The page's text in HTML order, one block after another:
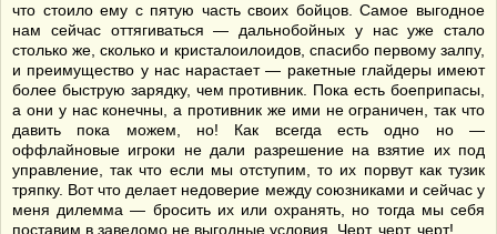
что стоило ему с пятую часть своих бойцов. Самое выгодное
нам сейчас оттягиваться — дальнобойных у нас уже стало
столько же, сколько и кристалоилоидов, спасибо первому залпу,
и преимущество у нас нарастает — ракетные глайдеры имеют
более быструю зарядку, чем противник. Пока есть боеприпасы,
а они у нас конечны, а противник же ими не ограничен, так что
давить пока можем, но! Как всегда есть одно но —
оффлайновые игроки не дали разрешение на взятие их под
управление, так что если мы отступим, то их порвут как тузик
тряпку. Вот что делает недоверие между союзниками и сейчас у
меня дилемма — бросить их или охранять, но тогда мы себя
поставим в заведомо не выгодные условия. Черт, черт, черт!